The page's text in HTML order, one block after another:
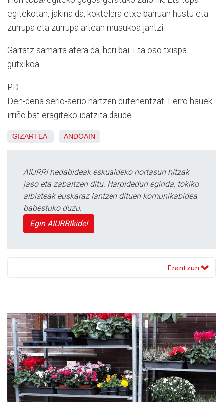
egitekotan, jakina da, koktelera etxe barruan hustu eta
zurrupa eta zurrupa artean musukoa jantzi.
Garratz samarra atera da, hori bai. Eta oso txispa
gutxikoa.
PD.
Den-dena serio-serio hartzen dutenentzat: Lerro hauek
irriño bat eragiteko idatzita daude.
GIZARTEA ANDOAIN
AIURRI hedabideak eskualdeko nortasun hitzak
jaso eta zabaltzen ditu. Harpidedun eginda, tokiko
albisteak euskaraz lantzen dituen komunikabidea
babestuko duzu.
Egin AIURRIkide!
Erantzun